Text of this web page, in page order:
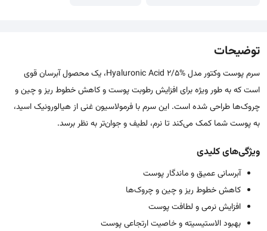
توضیحات
سرم پوست وکتور مدل Hyaluronic Acid 2/5%، یک محصول آبرسان قوی
است که به طور ویژه برای افزایش رطوبت پوست و کاهش خطوط ریز و چین و
چروک‌ها طراحی شده است. این سرم با فرمولاسیون غنی از هیالورونیک اسید،
به پوست شما کمک می‌کند تا نرم، لطیف و جوان‌تر به نظر برسد.
ویژگی‌های کلیدی
آبرسانی عمیق و ماندگار پوست
کاهش خطوط ریز و چین و چروک‌ها
افزایش نرمی و لطافت پوست
بهبود الاستیسیته و خاصیت ارتجاعی پوست